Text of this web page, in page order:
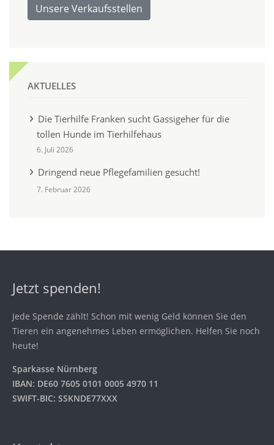
Unsere Verkaufsstellen
AKTUELLES
Die Tierhilfe Franken sucht Gassigeher für die
tollen Hunde im Tierhilfehaus
6. Juli 2026
Dringend neue Pflegefamilien gesucht!
7. Februar 2026
Jetzt spenden!
Jede Spende zählt! Schon mit wenig Geld können Sie den
Tieren ein angenehmes Leben ermöglichen. Helfen Sie noch
heute!
Sparkasse Nürnberg
IBAN: DE60 7605 0101 0005 4970 11
SWIFT-BIC: SSKNDE77XXX